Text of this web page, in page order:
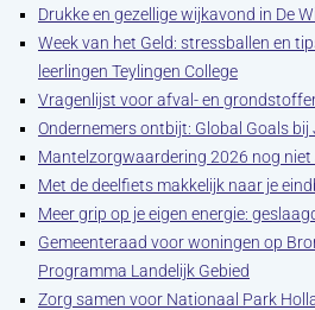
Drukke en gezellige wijkavond in De
Week van het Geld: stressballen en
leerlingen Teylingen College
Vragenlijst voor afval- en
Ondernemers ontbijt: Global Goals bij
Mantelzorgwaardering 2026 nog niet
Met de deelfiets makkelijk naar je
Meer grip op je eigen energie:
Gemeenteraad voor woningen op
Programma Landelijk Gebied
Zorg samen voor Nationaal Park